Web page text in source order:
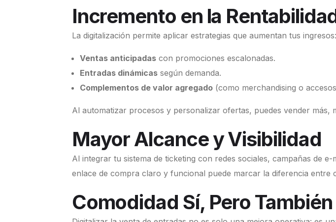
Incremento en la
La digitalización permite aplicar estrategias que aumentan tus ingresos:
Ventas anticipadascon promociones escalonadas.
Entradas dinámicassegún demanda.
Complementos de valor agregado(como merchandising o
Al automatizar procesos y personalizar ofertas, puedes vender más,
Mayor Alcance y Visibilidad
Al integrar tu sistema de ticketing con redes sociales, campañas de
enlace de compra claro y funcional puede marcar la diferencia entre
Comodidad Sí, Pero